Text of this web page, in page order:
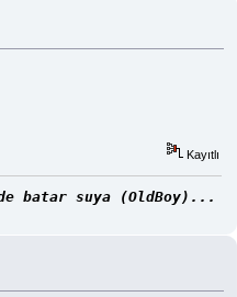
Kayıtlı
batar suya (OldBoy)...